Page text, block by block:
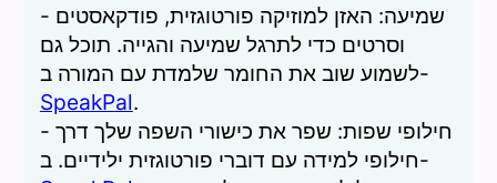
- שמיעה: האזן למוזיקה פורטוגזית, פודקאסטים
וסרטים כדי לתרגל שמיעה והגייה. תוכל גם
לשמוע שוב את החומר שלמדת עם המורה ב-
SpeakPal.
- חילופי שפות: שפר את כישורי השפה שלך דרך
חילופי למידה עם דוברי פורטוגזית ילידיים. ב-